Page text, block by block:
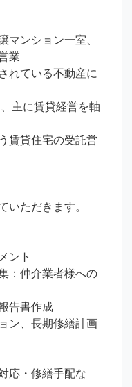
マンション一室、
業
れている不動産に
賃貸住宅の受託営
いただきます。
ント
：仲介業者様への
告書作成
ン、長期修繕計画
応・修繕手配な